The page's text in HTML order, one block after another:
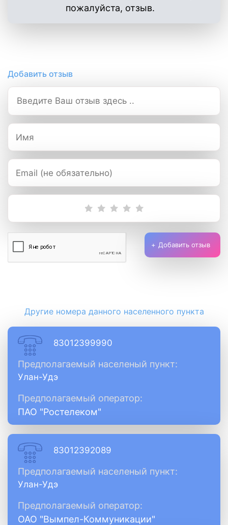
пожалуйста, отзыв.
Добавить отзыв
Добавить отзыв
Другие номера данного населенного пункта
83012399990
Предполагаемый населеный пункт:
Улан-Удэ
Предполагаемый оператор:
ПАО "Ростелеком"
83012392089
Предполагаемый населеный пункт:
Улан-Удэ
Предполагаемый оператор:
ОАО "Вымпел-Коммуникации"